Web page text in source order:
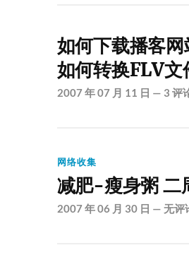
如何下载播客
如何转换FLV
2007 年 07 月 11 日 — 3 评
网络收集
减肥-瘦身粥 二
2007 年 06 月 30 日 — 无评